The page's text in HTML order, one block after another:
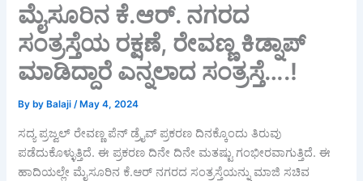
ಮೈಸೂರಿನ ಕೆ.ಆರ್. ನಗರದ
ಸಂತ್ರಸ್ತೆಯ ರಕ್ಷಣೆ, ರೇವಣ್ಣ ಕಿಡ್ನಾಪ್
ಮಾಡಿದ್ದಾರೆ ಎನ್ನಲಾದ ಸಂತ್ರಸ್ತೆ….!
By by Balaji/ May 4, 2024
ಸದ್ಯ ಪ್ರಜ್ವಲ್ ರೇವಣ್ಣ ಪೆನ್ ಡ್ರೈವ್ ಪ್ರಕರಣ ದಿನಕ್ಕೊಂದು ತಿರುವು
ಪಡೆದುಕೊಳ್ಳುತ್ತಿದೆ. ಈ ಪ್ರಕರಣ ದಿನೇ ದಿನೇ ಮತಷ್ಟು ಗಂಭೀರವಾಗುತ್ತಿದೆ. ಈ
ಹಾದಿಯಲ್ಲೇ ಮೈಸೂರಿನ ಕೆ.ಆರ್‍ ನಗರದ ಸಂತ್ರಸ್ತೆಯನ್ನು ಮಾಜಿ ಸಚಿವ